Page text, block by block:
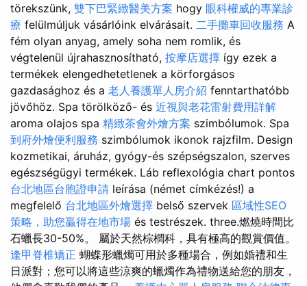
törekszünk, 雙下巴緊緻醫美方案 hogy 眼科權威的專業診
療 felülmúljuk vásárlóink ​​elvárásait. 二手攤車回收服務 A
fém olyan anyag, amely soha nem romlik, és
végtelenül újrahasznosítható, 按摩店選擇 így ezek a
termékek elengedhetetlenek a körforgásos
gazdasághoz és a 老人養護單人房介紹 fenntarthatóbb
jövőhöz. Spa törölköző- és 近視與老花雷射費用詳解
aroma olajos spa 精緻茶會外燴方案 szimbólumok. Spa
到府外燴便利服務 szimbólumok ikonok rajzfilm. Design
kozmetikai, áruház, gyógy-és szépségszalon, szerves
egészségügyi termékek. Láb reflexológia chart pontos
台北地區台胞證申請 leírása (német címkézés!) a
megfelelő 台北地區外燴選擇 belső szervek 區域性SEO
策略，助您贏得在地市場 és testrészek. three.燃燒時間比
石蠟長30-50%。 屬於天然棕櫚科，具有極高的觀賞價值。
逢甲脊椎矯正 蝴蝶形蠟燭可用於多種場合，例如婚禮和生
日派對；您可以將這些涼爽的蠟燭作為禮物送給您的朋友，